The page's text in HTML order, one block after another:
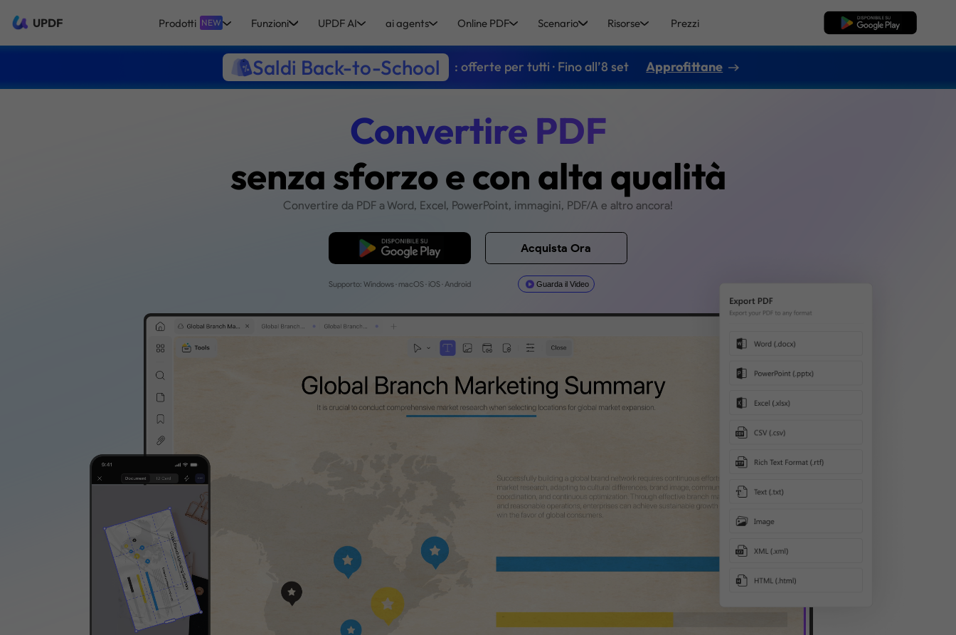
UPDF Prodotti NEW Funzioni UPDF AI ai agents Online PDF Scenario Risorse Prezzi Download Gratis
Saldi Back-to-School : offerte per tutti · Fino all’8 set Approfittane
Convertire PDF
senza sforzo e con alta qualità
Convertire da PDF a Word, Excel, PowerPoint, immagini, PDF/A e altro ancora!
Download Gratis
Supporto: Windows · macOS · iOS · Android
Acquista Ora